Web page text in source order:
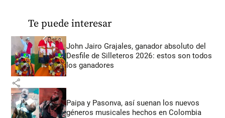
Te puede interesar
John Jairo Grajales, ganador absoluto del
Desfile de Silleteros 2026: estos son todos
los ganadores
share
Paipa y Pasonva, así suenan los nuevos
géneros musicales hechos en Colombia